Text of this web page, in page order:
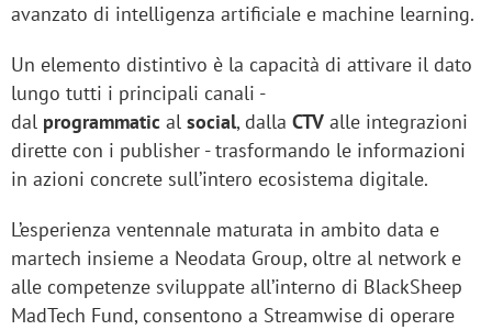
avanzato di intelligenza artificiale e machine learning.
Un elemento distintivo è la capacità di attivare il dato
lungo tutti i principali canali -
dal programmatic al social, dalla CTV alle integrazioni
dirette con i publisher - trasformando le informazioni
in azioni concrete sull’intero ecosistema digitale.
L’esperienza ventennale maturata in ambito data e
martech insieme a Neodata Group, oltre al network e
alle competenze sviluppate all’interno di BlackSheep
MadTech Fund, consentono a Streamwise di operare